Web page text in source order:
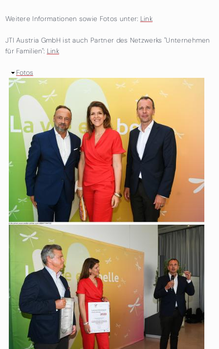
Weitere Informationen sowie Fotos unter: Link
JTI Austria GmbH ist auch Partner des Netzwerks "Unternehmen
für Familien": Link
Ausblenden
Fotos